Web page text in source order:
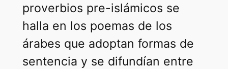
proverbios pre-islámicos se
halla en los poemas de los
árabes que adoptan formas de
sentencia y se difundían entre